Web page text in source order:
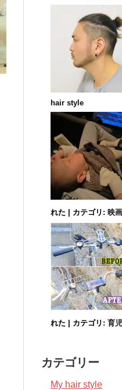
hair style
れた
カテゴリ: 映画
れた
カテゴリ: 育児
カテゴリー
My hair style